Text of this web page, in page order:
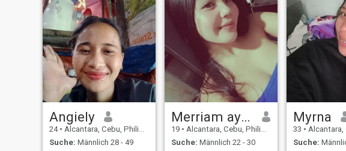
Angiely
24 • Alcantara, Cebu, Philippinen
Suche: Männlich 28 - 49
Merriam aying
19 • Alcantara, Cebu, Philippinen
Suche: Männlich 22 - 30
Myrna
33 • Alcantara,
Suche: